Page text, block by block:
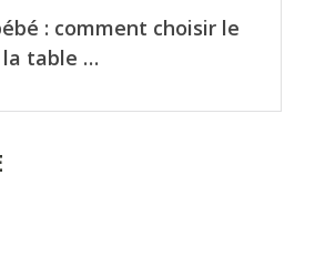
: comment choisir le
table …